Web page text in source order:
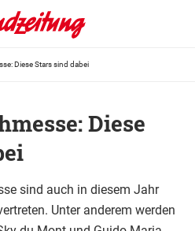
Diese Stars sind dabei
Diese
sind auch in diesem Jahr
Unter anderem werden